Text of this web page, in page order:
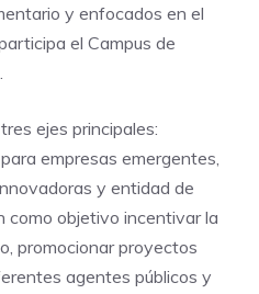
y enfocados en el
el Campus de
ejes principales:
empresas emergentes,
y entidad de
como objetivo incentivar la
promocionar proyectos
agentes públicos y